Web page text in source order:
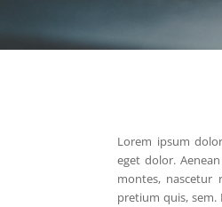
Lorem ipsum
eget dolor.
montes, nascetur
pretium quis, sem.